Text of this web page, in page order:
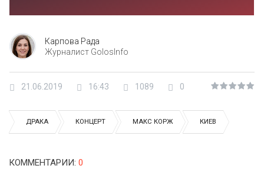
Карпова Рада
Журналист GolosInfo
21.06.2019 16:43 1089 0
ДРАКА КОНЦЕРТ МАКС КОРЖ КИЕВ
КОММЕНТАРИИ: 0